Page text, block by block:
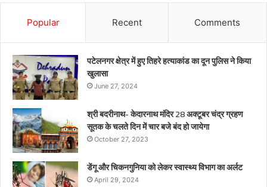
Popular Recent Comments
पटेलनगर क्षेत्र में हुए तिहरे हत्याकांड का दून पुलिस ने किया
खुलासा
June 27, 2024
श्री बदरीनाथ- केदारनाथ मंदिर 28 अक्टूबर चंद्र ग्रहण
सूतक के चलते दिन में चार बजे बंद हो जायेगा
October 27, 2023
डेंगू और चिकनगुनिया को लेकर स्वास्थ्य विभाग का अर्लट
April 29, 2024